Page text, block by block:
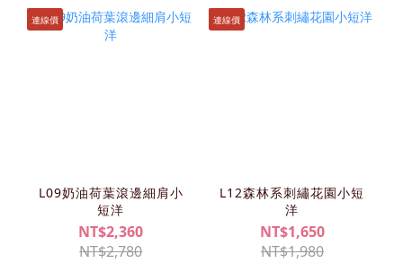
連線價
L09奶油荷葉滾邊細肩小
短洋
NT$2,360
NT$2,780
連線價
L12森林系刺繡花園小短
洋
NT$1,650
NT$1,980